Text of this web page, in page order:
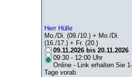
Herr Hülle
Mo./Di. (09./10.) + Mo./Di.
(16./17.) + Fr. (20.)
09.11.2026 bis 20.11.2026
09:30 - 12:00 Uhr
Online - Link erhalten Sie
Tage vorab